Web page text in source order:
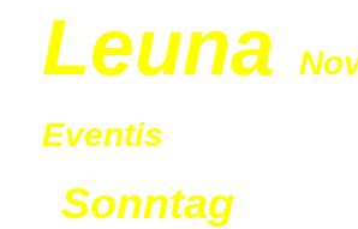
Leuna
Eventis
Sonntag